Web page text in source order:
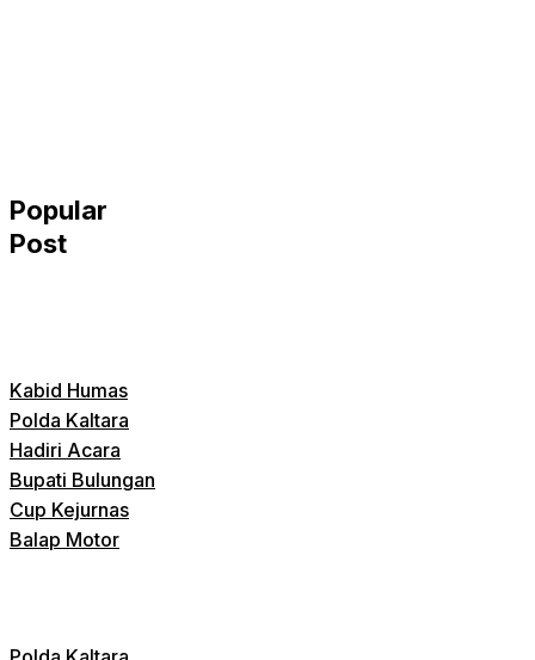
Popular
Post
Kabid Humas
Polda Kaltara
Hadiri Acara
Bupati Bulungan
Cup Kejurnas
Balap Motor